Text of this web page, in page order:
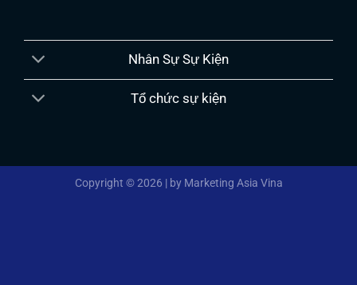
Nhân Sự Sự Kiện
Tổ chức sự kiện
Copyright © 2026 | by Marketing Asia Vina